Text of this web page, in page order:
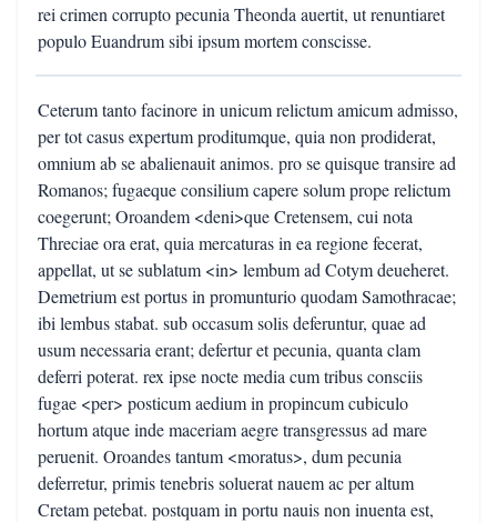
rei crimen corrupto pecunia Theonda auertit, ut renuntiaret
populo Euandrum sibi ipsum mortem conscisse.
Ceterum tanto facinore in unicum relictum amicum admisso,
per tot casus expertum proditumque, quia non prodiderat,
omnium ab se abalienauit animos. pro se quisque transire ad
Romanos; fugaeque consilium capere solum prope relictum
coegerunt; Oroandem <deni>que Cretensem, cui nota
Threciae ora erat, quia mercaturas in ea regione fecerat,
appellat, ut se sublatum <in> lembum ad Cotym deueheret.
Demetrium est portus in promunturio quodam Samothracae;
ibi lembus stabat. sub occasum solis deferuntur, quae ad
usum necessaria erant; defertur et pecunia, quanta clam
deferri poterat. rex ipse nocte media cum tribus consciis
fugae <per> posticum aedium in propincum cubiculo
hortum atque inde maceriam aegre transgressus ad mare
peruenit. Oroandes tantum <moratus>, dum pecunia
deferretur, primis tenebris soluerat nauem ac per altum
Cretam petebat. postquam in portu nauis non inuenta est,